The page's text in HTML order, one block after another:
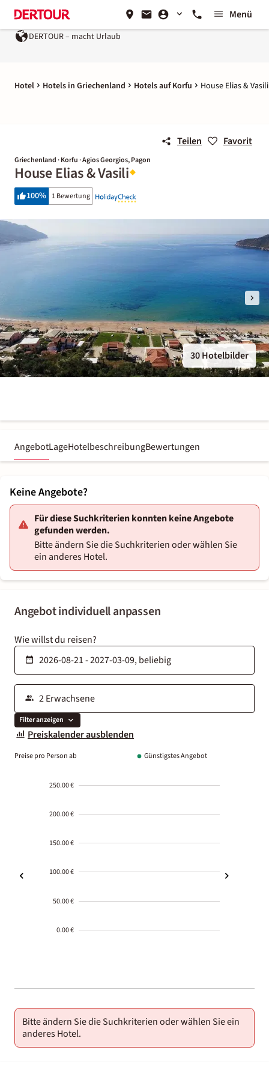
Menü
DERTOUR – macht Urlaub
Hotel Hotels in Griechenland Hotels auf Korfu House Elias & Vasili
Teilen Favorit
Griechenland · Korfu · Agios Georgios, Pagon
House Elias & Vasili
100% 1 Bewertung
30 Hotelbilder
AngebotLageHotelbeschreibungBewertungen
Angebot individuell anpassen
Wie willst du reisen?
Filter anzeigen
Preiskalender ausblenden
Preise pro Person ab Günstigstes Angebot
250.00 €
200.00 €
150.00 €
100.00 €
50.00 €
0.00 €
01-02
Bitte ändern Sie die Suchkriterien oder wählen Sie ein
anderes Hotel.
Keine Angebote?
Für diese Suchkriterien konnten keine Angebote
gefunden werden.
Bitte ändern Sie die Suchkriterien oder wählen Sie
ein anderes Hotel.